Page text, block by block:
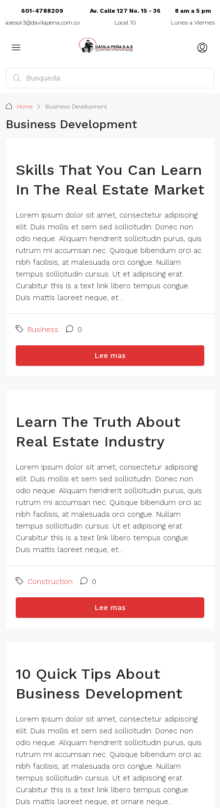
601-4788209
asesor3@davilapena.com.co
Av. Calle 127 No. 15 - 36
Local 10
8 am a 5 pm
Lunes a Viernes
Home Business Development
Business Development
Skills That You Can Learn
In The Real Estate Market
Lorem ipsum dolor sit amet, consectetur adipiscing
elit. Duis mollis et sem sed sollicitudin. Donec non
odio neque. Aliquam hendrerit sollicitudin purus, quis
rutrum mi accumsan nec. Quisque bibendum orci ac
nibh facilisis, at malesuada orci congue. Nullam
tempus sollicitudin cursus. Ut et adipiscing erat.
Curabitur this is a text link libero tempus congue.
Duis mattis laoreet neque, et...
Business 0
Lee mas
Learn The Truth About
Real Estate Industry
Lorem ipsum dolor sit amet, consectetur adipiscing
elit. Duis mollis et sem sed sollicitudin. Donec non
odio neque. Aliquam hendrerit sollicitudin purus, quis
rutrum mi accumsan nec. Quisque bibendum orci ac
nibh facilisis, at malesuada orci congue. Nullam
tempus sollicitudin cursus. Ut et adipiscing erat.
Curabitur this is a text link libero tempus congue.
Duis mattis laoreet neque, et...
Construction 0
Lee mas
10 Quick Tips About
Business Development
Lorem ipsum dolor sit amet, consectetur adipiscing
elit. Duis mollis et sem sed sollicitudin. Donec non
odio neque. Aliquam hendrerit sollicitudin purus, quis
rutrum mi accumsan nec. Quisque bibendum orci ac
nibh facilisis, at malesuada orci congue. Nullam
tempus sollicitudin cursus. Ut et adipiscing erat.
Curabitur this is a text link libero tempus congue.
Duis mattis laoreet neque, et ornare neque...